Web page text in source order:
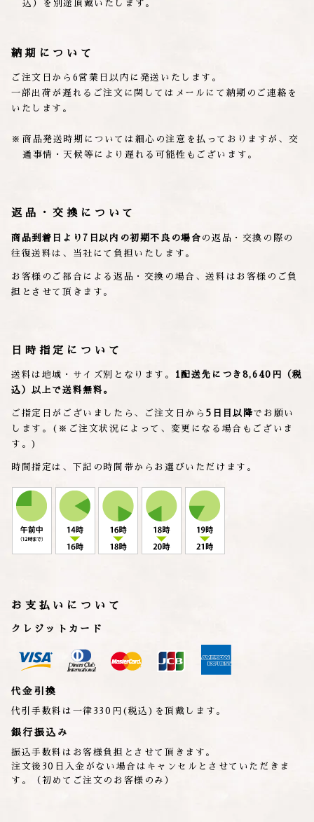
込）を別途頂戴いたします。
納期について
ご注文日から6営業日以内に発送いたします。
一部出荷が遅れるご注文に関してはメールにて納期のご連絡を
いたします。
商品発送時期については細心の注意を払っておりますが、交
通事情・天候等により遅れる可能性もございます。
返品・交換について
商品到着日より7日以内の初期不良の場合 の返品・交換の際の
往復送料は、当社にて負担いたします。
お客様のご都合による返品・交換の場合、送料はお客様のご負
担とさせて頂きます。
日時指定について
送料は地域・サイズ別となります。
1配送先につき8,640円（税
込）以上で送料無料。
ご指定日がございましたら、ご注文日から 5日目以降でお願い
します。(※ご注文状況によって、変更になる場合もございま
す。)
時間指定は、下記の時間帯からお選びいただけます。
お支払いについて
クレジットカード
代金引換
代引手数料は一律330円(税込)を頂戴します。
銀行振込み
振込手数料はお客様負担とさせて頂きます。
注文後30日入金がない場合はキャンセルとさせていただきま
す。（初めてご注文のお客様のみ）